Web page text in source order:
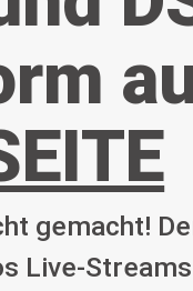
gemacht!
Live-